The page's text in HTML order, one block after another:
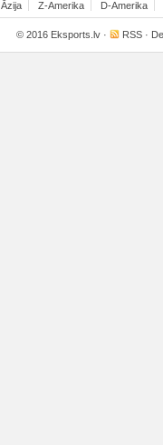
Āzija Z-Amerika D-Amerika
© 2016 Eksports.lv · RSS ·